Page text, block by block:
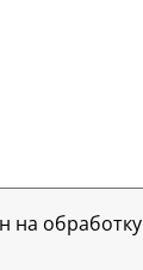
на обработку